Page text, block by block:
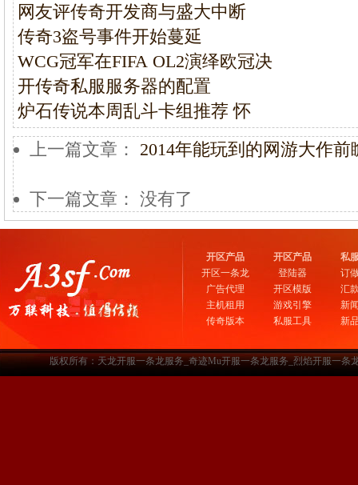
网友评传奇开发商与盛大中断
传奇3盗号事件开始蔓延
WCG冠军在FIFA OL2演绎欧冠决
开传奇私服服务器的配置
炉石传说本周乱斗卡组推荐 怀
上一篇文章： 2014年能玩到的网游大作前
下一篇文章： 没有了
开区产品
开区一条龙
广告代理
主机租用
传奇版本
开区产品
登陆器
开区模版
游戏引擎
私服工具
私
订
汇
新
新
版权所有：天龙开服一条龙服务_奇迹Mu开服一条龙服务_烈焰开服一条